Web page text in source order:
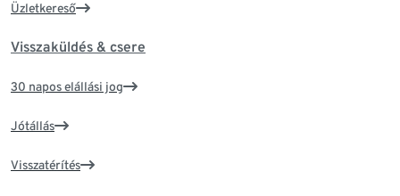
Üzletkereső
Visszaküldés & csere
30 napos elállási jog
Jótállás
Visszatérítés